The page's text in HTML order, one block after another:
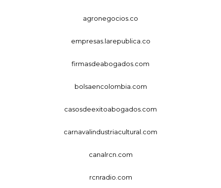
agronegocios.co
empresas.larepublica.co
firmasdeabogados.com
bolsaencolombia.com
casosdeexitoabogados.com
carnavalindustriacultural.com
canalrcn.com
rcnradio.com